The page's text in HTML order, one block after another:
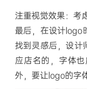
注重视觉效果：考
最后，在设计logo
找到灵感后，设计
应店名的，字体
外，要让logo的字